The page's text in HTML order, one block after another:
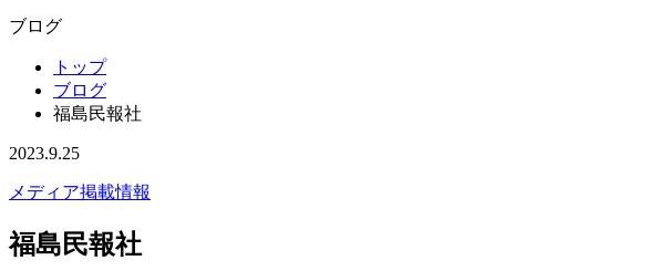
ブログ
トップ
ブログ
福島民報社
2023.9.25
メディア掲載情報
福島民報社